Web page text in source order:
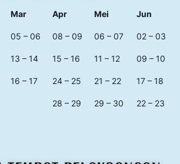
Mar Apr Mei Jun
05 – 06 08 – 09 06 – 07 02 – 03
13 – 14 15 – 16 11 – 12 09 – 10
16 – 17 24 – 25 21 – 22 17 – 18
28 – 29 29 – 30 22 – 23